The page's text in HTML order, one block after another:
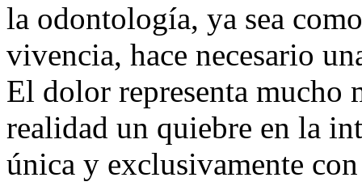
la odontología, ya sea
vivencia, hace necesario
El dolor representa mucho
realidad un quiebre en la
única y exclusivamente